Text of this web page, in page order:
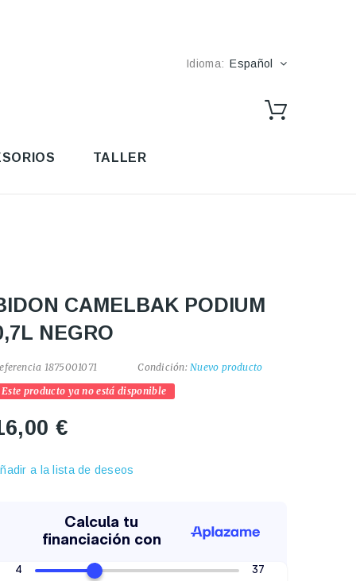
Idioma: Español
TALLER
CAMELBAK PODIUM
NEGRO
1875001071 Condición: Nuevo producto
Este producto ya no está disponible
€
a la lista de deseos